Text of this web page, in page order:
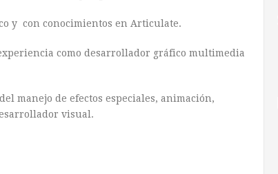
y con conocimientos en Articulate.
como desarrollador gráfico multimedia
manejo de efectos especiales, animación,
visual.